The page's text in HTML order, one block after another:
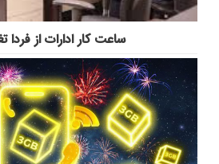
ساعت کار ادارات از فردا